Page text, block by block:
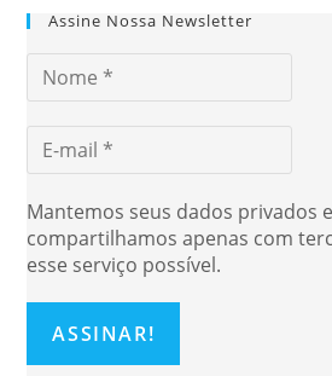
Assine Nossa Newsletter
Mantemos seus dados privados
compartilhamos apenas com
esse serviço possível.